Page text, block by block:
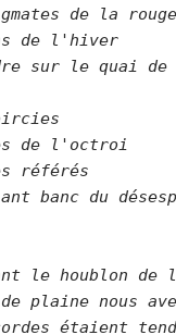
de la
de l'hiver
sur le quai
de l'octroi
référés
banc du
le houblon
de plaine nous
cordes étaient